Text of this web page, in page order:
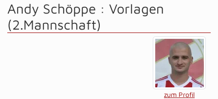
Andy Schöppe : Vorlagen
(2.Mannschaft)
zum Profil